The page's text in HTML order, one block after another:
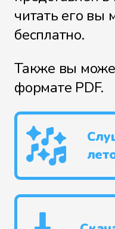
читать его вы
бесплатно.
Также вы
формате PDF.